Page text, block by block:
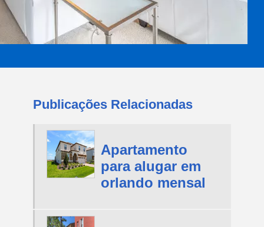
Publicações Relacionadas
Apartamento
para alugar em
orlando mensal